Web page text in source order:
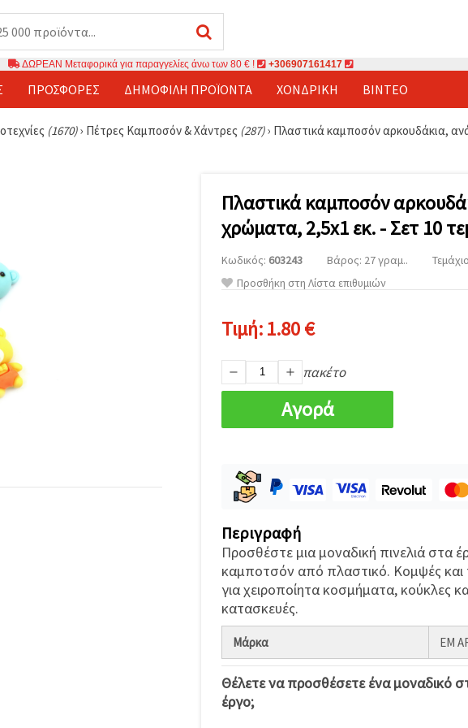
ΔΩΡΕΑΝ Μεταφορικά για παραγγελίες άνω των 80 € ! +306907161417
ΠΡΟΣΦΟΡΈΣ ΔΗΜΟΦΙΛΉ ΠΡΟΪΌΝΤΑ ΧΟΝΔΡΙΚΉ ΒΊΝΤΕΟ
(1670)› Πέτρες Καμποσόν & Χάντρες (287)› Πλαστικά καμποσόν αρκουδάκια,
Πλαστικά καμποσόν
χρώματα, 2,5x1 εκ. - Σετ 10
Κωδικός: 603243 Βάρος: 27 γραμ..
Προσθήκη στη Λίστα επιθυμιών
Τιμή:1.80 €
πακέτο
Αγορά
Περιγραφή
Προσθέστε μια μοναδική πινελιά στα
καμποτσόν από πλαστικό. Κομψές και
για χειροποίητα κοσμήματα, κούκλες
κατασκευές.
Μάρκα EM
Θέλετε να προσθέσετε ένα μοναδικό
έργο;